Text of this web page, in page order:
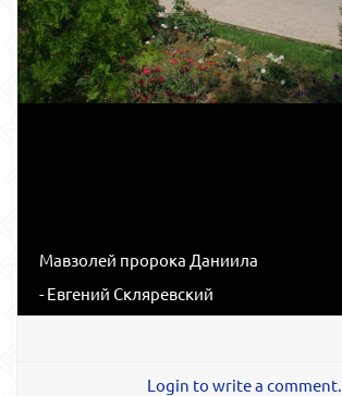
Мавзолей пророка Даниила
- Евгений Скляревский
Login to write a comment.